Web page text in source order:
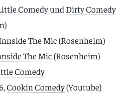
ComedyundDirty Comedy
The Mic(Rosenheim)
The Mic(Rosenheim)
Comedy
Cookin Comedy(Youtube)